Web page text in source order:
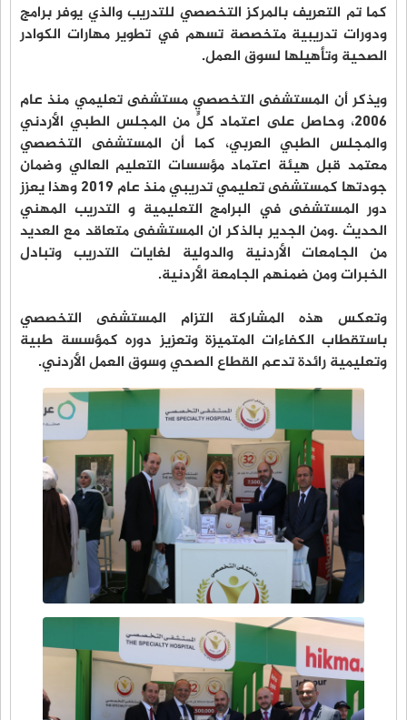
كما تم التعريف بالمركز التخصصي للتدريب والذي يوفر برامج
ودورات تدريبية متخصصة تسهم في تطوير مهارات الكوادر
الصحية وتأهيلها لسوق العمل.
ويذكر أن المستشفى التخصصي مستشفى تعليمي منذ عام
2006، وحاصل على اعتماد كلٍّ من المجلس الطبي الأردني
والمجلس الطبي العربي، كما أن المستشفى التخصصي
معتمد قبل هيئة اعتماد مؤسسات التعليم العالي وضمان
جودتها كمستشفى تعليمي تدريبي منذ عام 2019 وهذا يعزز
دور المستشفى في البرامج التعليمية و التدريب المهني
الحديث .ومن الجدير بالذكر ان المستشفى متعاقد مع العديد
من الجامعات الأردنية والدولية لغايات التدريب وتبادل
الخبرات ومن ضمنهم الجامعة الأردنية.
وتعكس هذه المشاركة التزام المستشفى التخصصي
باستقطاب الكفاءات المتميزة وتعزيز دوره كمؤسسة طبية
وتعليمية رائدة تدعم القطاع الصحي وسوق العمل الأردني.